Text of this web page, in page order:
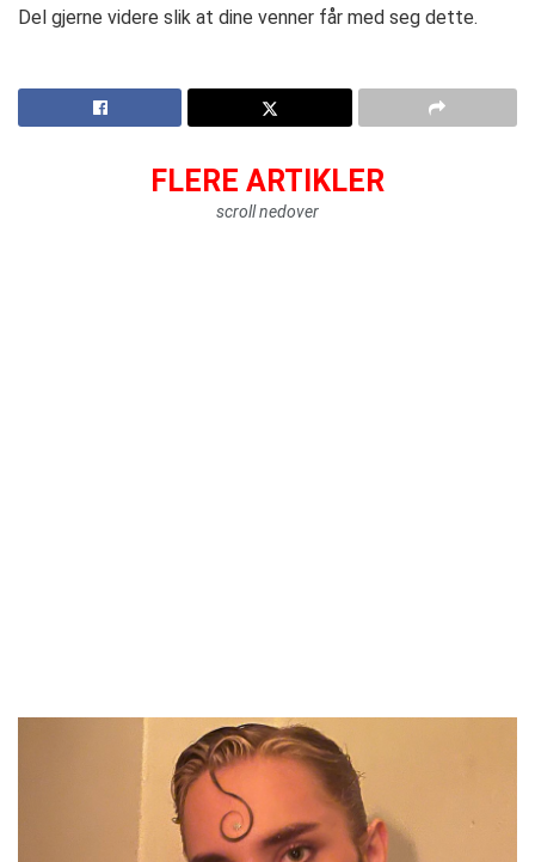
Del gjerne videre slik at dine venner får med seg dette.
FLERE ARTIKLER
scroll nedover